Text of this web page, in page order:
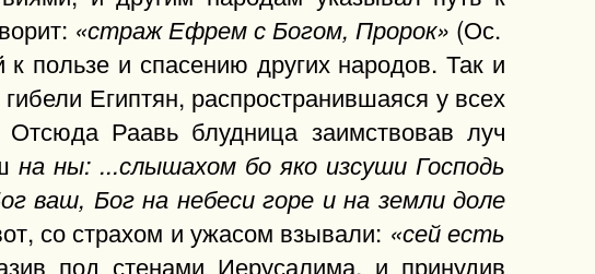
«страж Ефрем с Богом, Пророк» (Ос.
пользе и спасению других народов. Так и
Египтян, распространившаяся у всех
Раавь блудница заимствовав луч
на ны: ...слышахом бо яко изсуши Господь
ваш, Бог на небеси горе и на земли доле
со страхом и ужасом взывали: «сей есть
под стенами Иерусалима, и принудив